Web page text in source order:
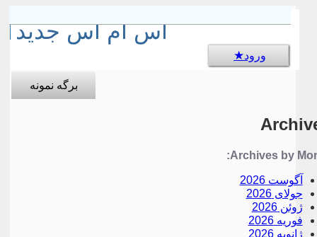
اس ام اس جدید
ورود
برگه نمونه
Archives by
آگوست 2026
جولای 2026
ژوئن 2026
فوریه 2026
ژانویه 2026